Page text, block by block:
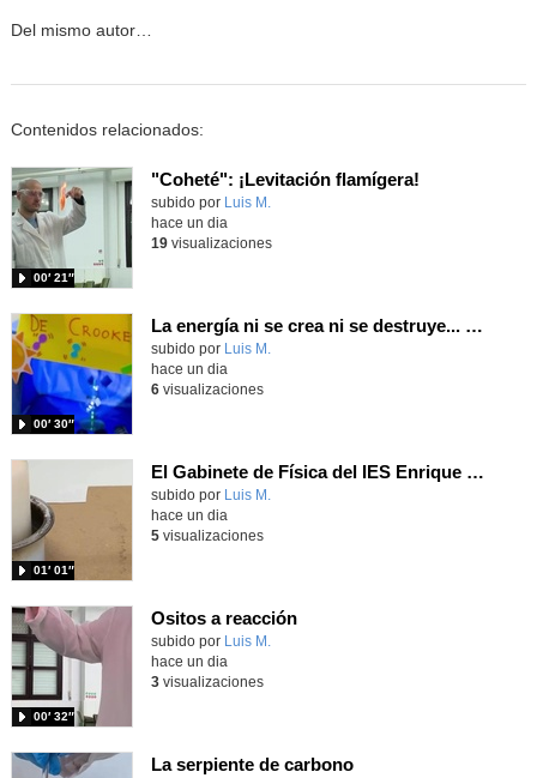
Del mismo autor…
Contenidos relacionados:
"Coheté": ¡Levitación flamígera!
Contenido educativo.
subido por Luis M.
00′ 21″
hace un dia
19visualizaciones
La energía ni se crea ni se destruye... ¡se experimenta! El Tierno en la Feria Madrid es Ciencia 2026
Contenido educativo.
subido por Luis M.
00′ 30″
hace un dia
6visualizaciones
El Gabinete de Física del IES Enrique Tierno Galván de Parla (Curso 25-26)
Contenido educativo.
subido por Luis M.
01′ 01″
hace un dia
5visualizaciones
Ositos a reacción
Contenido educativo.
subido por Luis M.
00′ 32″
hace un dia
3visualizaciones
La serpiente de carbono